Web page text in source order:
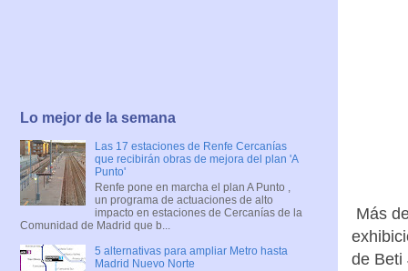
Más
de Beti
Lo mejor de la semana
Las 17 estaciones de Renfe Cercanías
que recibirán obras de mejora del plan 'A
Punto'
Renfe pone en marcha el plan A Punto ,
un programa de actuaciones de alto
impacto en estaciones de Cercanías de la
Comunidad de Madrid que b...
5 alternativas para ampliar Metro hasta
Madrid Nuevo Norte